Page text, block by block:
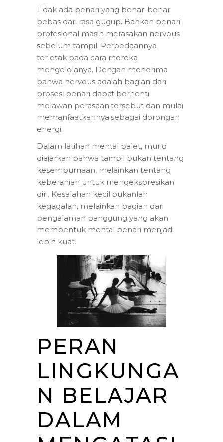
Tidak ada penari yang benar-benar
bebas dari rasa gugup. Bahkan penari
profesional masih merasakan nervous
sebelum tampil. Perbedaannya
terletak pada cara mereka
mengelolanya. Dengan menerima
bahwa nervous adalah bagian dari
proses, penari dapat berhenti
melawan perasaan tersebut dan mulai
memanfaatkannya sebagai dorongan
energi.
Dalam latihan mental balet, murid
diajarkan bahwa tampil bukan tentang
kesempurnaan, melainkan tentang
keberanian untuk mengekspresikan
diri. Kesalahan kecil bukanlah
kegagalan, melainkan bagian dari
pengalaman panggung yang akan
membentuk mental penari menjadi
lebih kuat.
PERAN
LINGKUNGA
N BELAJAR
DALAM